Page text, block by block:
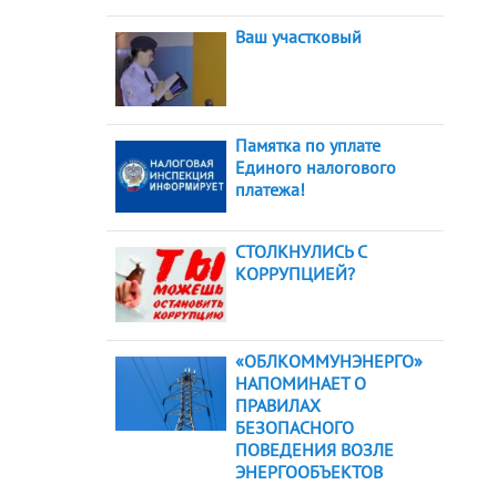
Ваш участковый
Памятка по уплате
Единого налогового
платежа!
СТОЛКНУЛИСЬ С
КОРРУПЦИЕЙ?
«ОБЛКОММУНЭНЕРГО»
НАПОМИНАЕТ О
ПРАВИЛАХ
БЕЗОПАСНОГО
ПОВЕДЕНИЯ ВОЗЛЕ
ЭНЕРГООБЪЕКТОВ